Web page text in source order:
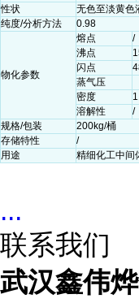
性状
无色至淡黄色
纯度/分析方法
0.98
物化参数
熔点
/
沸点
闪点
蒸气压
密度
溶解性
/
规格/包装
200kg/桶
存储特性
/
用途
精细化工中间
...
联系我们
武汉鑫伟